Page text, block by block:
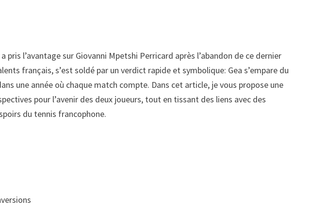
l’avantage sur Giovanni Mpetshi Perricard après l’abandon de ce dernier
français, s’est soldé par un verdict rapide et symbolique: Gea s’empare du
une année où chaque match compte. Dans cet article, je vous propose une
pour l’avenir des deux joueurs, tout en tissant des liens avec des
du tennis francophone.